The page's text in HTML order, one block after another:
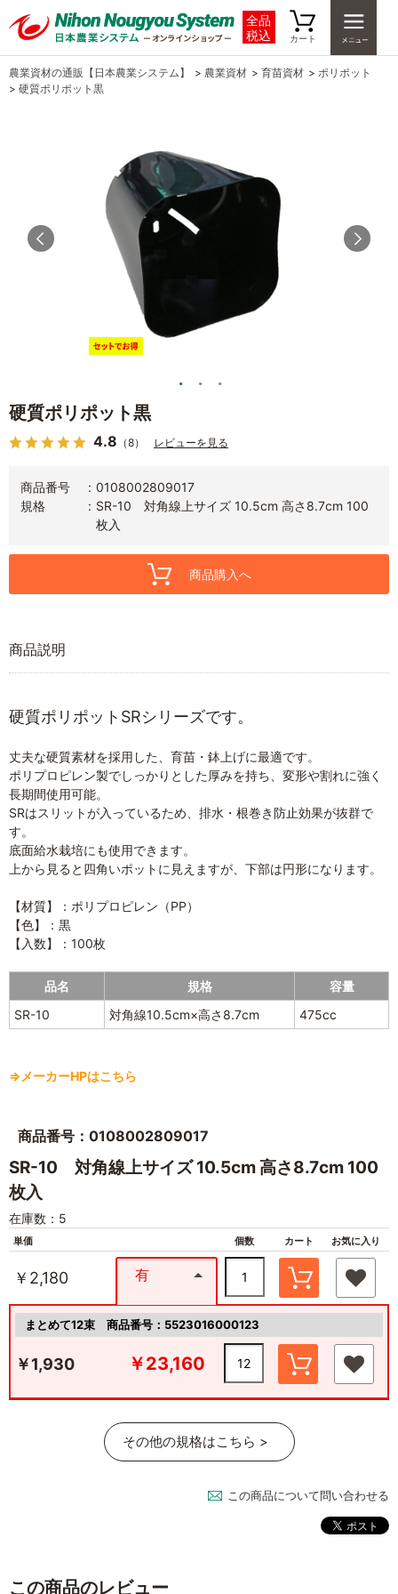
全品
税込
カート
農業資材の通販【日本農業システム】 > 農業資材 > 育苗資材 > ポリポット
> 硬質ポリポット黒
硬質ポリポット黒
4.8 （8） レビューを見る
商品番号
0108002809017
規格
SR-10 対角線上サイズ 10.5cm 高さ8.7cm 100
枚入
商品購入へ
商品説明
硬質ポリポットSRシリーズです。
丈夫な硬質素材を採用した、育苗・鉢上げに最適です。
ポリプロピレン製でしっかりとした厚みを持ち、変形や割れに強く
長期間使用可能。
SRはスリットが入っているため、排水・根巻き防止効果が抜群で
す。
底面給水栽培にも使用できます。
上から見ると四角いポットに見えますが、下部は円形になります。
【材質】：ポリプロピレン（PP）
【色】：黒
【入数】：100枚
品名 規格
容量
SR-10
対角線10.5cm×高さ8.7cm 475cc
⇒メーカーHPはこちら
商品番号：0108002809017
SR-10 対角線上サイズ 10.5cm 高さ8.7cm 100
枚入
在庫数：5
単価 個数 カート お気に入り
￥2,180 有
まとめて12束 商品番号：5523016000123
￥1,930 ￥23,160
その他の規格はこちら >
この商品について問い合わせる
この商品のレビュー